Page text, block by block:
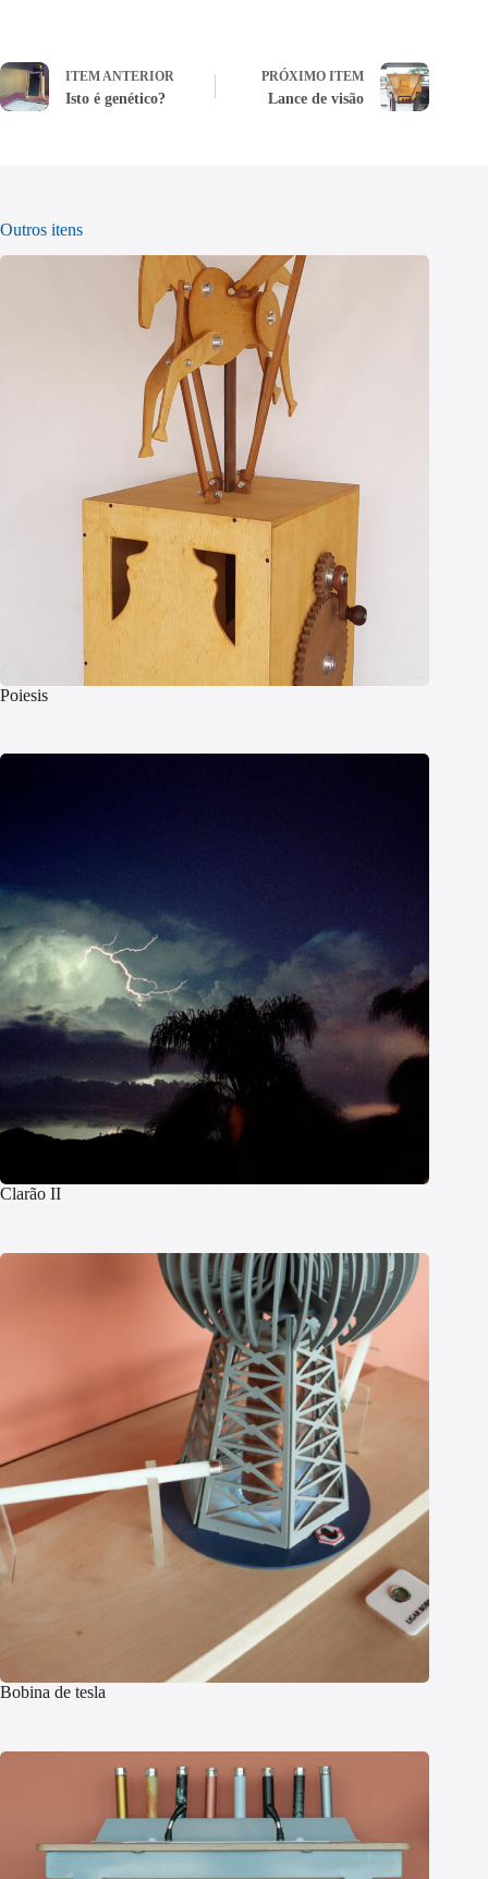
ITEM ANTERIOR
Isto é genético?
PRÓXIMO ITEM
Lance de visão
Outros itens
Poiesis
Clarão II
Bobina de tesla